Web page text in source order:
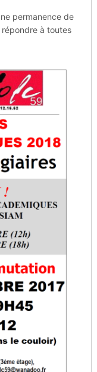
permanence de
répondre à toutes